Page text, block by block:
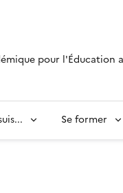
pour l'Éducation
Se former